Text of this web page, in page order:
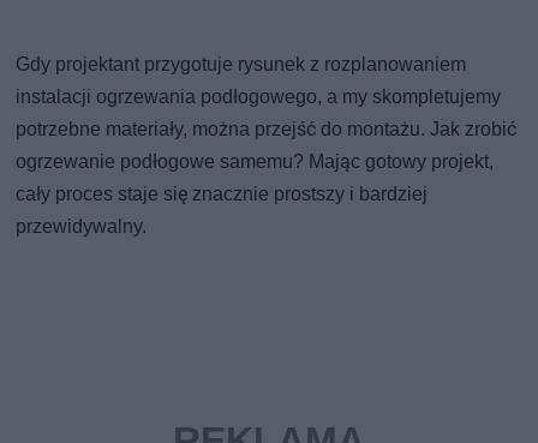
Gdy projektant przygotuje rysunek z rozplanowaniem
instalacji ogrzewania podłogowego, a my skompletujemy
potrzebne materiały, można przejść do montażu. Jak zrobić
ogrzewanie podłogowe samemu? Mając gotowy projekt,
cały proces staje się znacznie prostszy i bardziej
przewidywalny.